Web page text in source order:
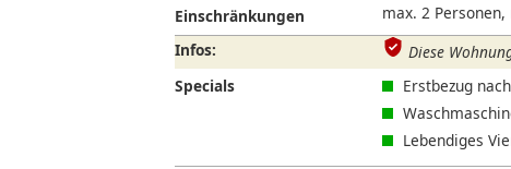
Einschränkungen
max. 2
Infos:
Diese
Specials
Erstbezug
Lebendiges